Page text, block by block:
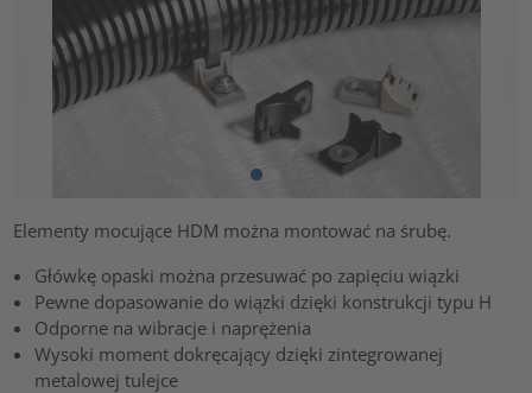
Elementy mocujące HDM można montować na śrubę.
Główkę opaski można przesuwać po zapięciu wiązki
Pewne dopasowanie do wiązki dzięki konstrukcji typu H
Odporne na wibracje i naprężenia
Wysoki moment dokręcający dzięki zintegrowanej
metalowej tulejce